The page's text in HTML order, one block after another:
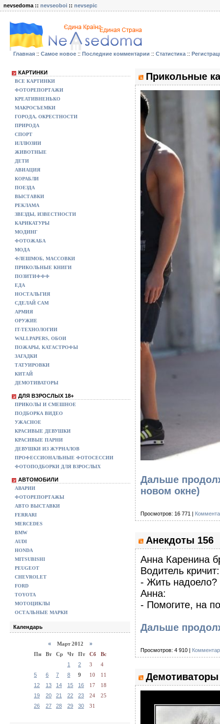
nevsedoma :: nevseoboi :: nevsepic
Главная :: Самое новое :: Последние комментарии :: Статистика ::
КАРТИНКИ
ВСЕ КАРТИНКИ
ФОТОРЕПОРТАЖИ
КРЕАТИВНЕНЬКО
МАКРОСЪЕМКИ
ГОРОДА, ОКРЕСТНОСТИ
ПРИРОДА
СПОРТ
ИЛЛЮЗИИ
ЖИВОТНЫЕ
ДЕТИ
АВИАЦИЯ
КОРАБЛИ
ПОЕЗДА
ВЫСТАВКИ
РЕКЛАМА
ЗВЕЗДЫ, ИЗВЕСТНОСТИ
КАРИКАТУРЫ
МОДИНГ
ФОТОЖАБА
МОДА
ФЛЕШМОБ, МАССОВКИ
ПРИКОЛЬНЫЕ КНИГИ
ПОЗИТИФФФ
ЕДА
НОСТАЛЬГИЯ
СДЕЛАЙ САМ
АРМИЯ
ОРУЖИЕ
IT-ТЕХНОЛОГИИ
WALLPAPERS, ОБОИ
ПОЖАРЫ, КАТАСТРОФЫ
ЗАГАДКИ
ТАТУИРОВКИ
КИТАЙ
ДЕМОТИВАТОРЫ
ДЛЯ ВЗРОСЛЫХ 18+
ПРИКОЛЫ И СМЕШНОЕ
ПОДБОРКА ВИДЕО
УЖАСНОЕ
КРАСИВЫЕ ДЕВУШКИ
КРАСИВЫЕ ПАРНИ
ДЕВУШКИ ИЗ ЖУРНАЛОВ
ПРОФЕССИОНАЛЬНЫЕ ФОТОСЕССИИ
ФОТОПОДБОРКИ ДЛЯ ВЗРОСЛЫХ
АВТОМОБИЛИ
АВАРИИ
ФОТОРЕПОРТАЖЫ
АВТО ВЫСТАВКИ
FERRARI
MERCEDES
BMW
AUDI
HONDA
MITSUBISHI
PEUGEOT
CHEVROLET
FORD
TOYOTA
МОТОЦИКЛЫ
ОСТАЛЬНЫЕ МАРКИ
Календарь
« Март 2012 »
Пн
Вт Ср Чт Пт Сб
Вс
1
2 3
4
5
6 7 8 9 10
11
12
13 14 15 16 17
18
19
20 21 22 23 24
25
26
27 28 29 30 31
Прикольные
Дальше
новом окне)
Просмотров: 16 771 |
Анекдоты 156
Анна Каренина
Водитель кричит:
- Жить надоело?
Анна:
- Помогите, на
Дальше
Просмотров: 4 910 |